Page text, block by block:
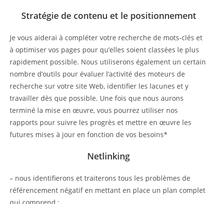
Stratégie de contenu et le positionnement
Je vous aiderai à compléter votre recherche de mots-clés et
à optimiser vos pages pour qu’elles soient classées le plus
rapidement possible. Nous utiliserons également un certain
nombre d’outils pour évaluer l’activité des moteurs de
recherche sur votre site Web, identifier les lacunes et y
travailler dès que possible. Une fois que nous aurons
terminé la mise en œuvre, vous pourrez utiliser nos
rapports pour suivre les progrès et mettre en œuvre les
futures mises à jour en fonction de vos besoins*
Netlinking
– nous identifierons et traiterons tous les problèmes de
référencement négatif en mettant en place un plan complet